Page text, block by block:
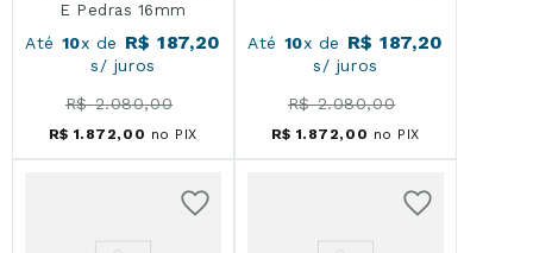
E Pedras 16mm
Até 10x de R$ 187,20
s/ juros
R$ 2.080,00
R$ 1. 872, 00 no PIX
Até 10x de R$ 187,20
s/ juros
R$ 2.080,00
R$ 1. 872, 00 no PIX